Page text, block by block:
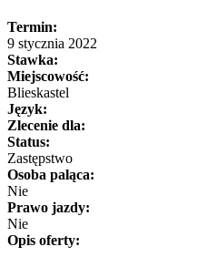
Termin:
9 stycznia 2022
Stawka:
Miejscowość:
Blieskastel
Język:
Zlecenie dla:
Status:
Zastępstwo
Osoba paląca:
Nie
Prawo jazdy:
Nie
Opis oferty: